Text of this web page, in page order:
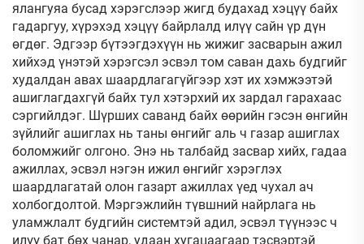
ялангуяа бусад хэрэгслээр жигд будахад хэцүү байх
гадаргуу, хүрэхэд хэцүү байрлалд илүү сайн үр дүн
өгдөг. Эдгээр бүтээгдэхүүн нь жижиг засварын ажил
хийхэд үнэтэй хэрэгсэл эсвэл том саван дахь будгийг
худалдан авах шаардлагагүйгээр хэт их хэмжээтэй
ашиглагдахгүй байх тул хэтэрхий их зардал гарахаас
сэргийлдэг. Шүрших саванд байх өөрийн гэсэн өнгийн
зүйлийг ашиглах нь таны өнгийг аль ч газар ашиглах
боломжийг олгоно. Энэ нь талбайд засвар хийх, гадаа
ажиллах, эсвэл нэгэн ижил өнгийг хэрэглэх
шаардлагатай олон газарт ажиллах үед чухал ач
холбогдолтой. Мэргэжлийн түвшний найрлага нь
уламжлалт будгийн системтэй адил, эсвэл түүнээс ч
илүү бат бөх чанар, удаан хугацаагаар тэсвэртэй